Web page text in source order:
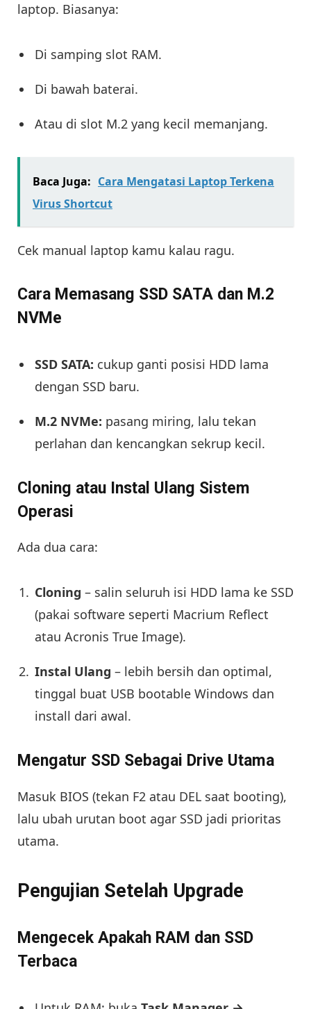
laptop. Biasanya:
Di samping slot RAM.
Di bawah baterai.
Atau di slot M.2 yang kecil memanjang.
Baca Juga: Cara Mengatasi Laptop Terkena
Virus Shortcut
Cek manual laptop kamu kalau ragu.
Cara Memasang SSD SATA dan M.2
NVMe
SSD SATA: cukup ganti posisi HDD lama
dengan SSD baru.
M.2 NVMe: pasang miring, lalu tekan
perlahan dan kencangkan sekrup kecil.
Cloning atau Instal Ulang Sistem
Operasi
Ada dua cara:
Cloning – salin seluruh isi HDD lama ke SSD
(pakai software seperti Macrium Reflect
atau Acronis True Image).
Instal Ulang – lebih bersih dan optimal,
tinggal buat USB bootable Windows dan
install dari awal.
Mengatur SSD Sebagai Drive Utama
Masuk BIOS (tekan F2 atau DEL saat booting),
lalu ubah urutan boot agar SSD jadi prioritas
utama.
Pengujian Setelah Upgrade
Mengecek Apakah RAM dan SSD
Terbaca